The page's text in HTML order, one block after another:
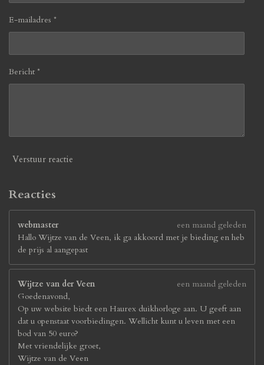
E-mailadres *
Bericht *
Verstuur reactie
Reacties
webmaster
een maand geleden
Hallo Wijtze van de Veen, ik ga akkoord met je bieding en heb
de prijs al aangepast
Wijtze van der Veen
een maand geleden
Goedenavond,
Op uw website biedt een Haurex duikhorloge aan. U geeft aan
dat u openstaat voorbiedingen. Wellicht kunt u leven met een
bod van 50 euro?
Met vriendelijke groet,
Wijtze van de Veen